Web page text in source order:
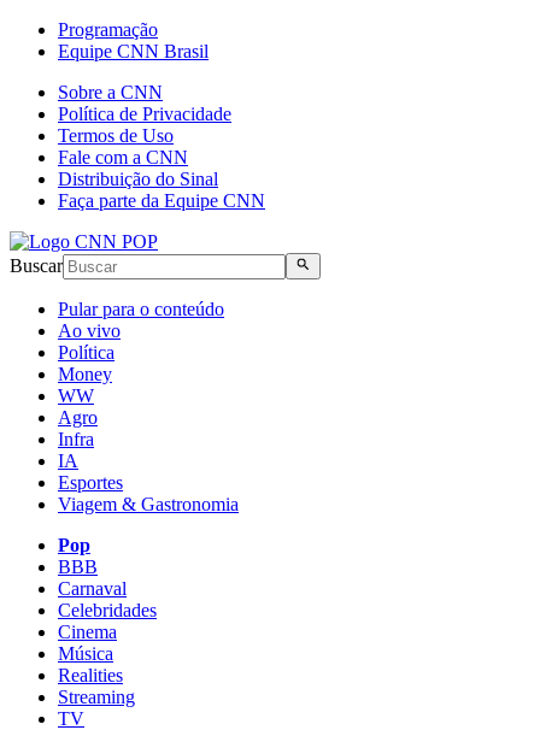
Programação
Equipe CNN Brasil
Sobre a CNN
Política de Privacidade
Termos de Uso
Fale com a CNN
Distribuição do Sinal
Faça parte da Equipe CNN
Buscar
Pular para o conteúdo
Ao vivo
Política
Money
WW
Agro
Infra
IA
Esportes
Viagem & Gastronomia
Pop
BBB
Carnaval
Celebridades
Cinema
Música
Realities
Streaming
TV